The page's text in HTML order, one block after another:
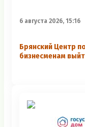
6 августа 2026, 15:16
Брянский Центр
бизнесменам